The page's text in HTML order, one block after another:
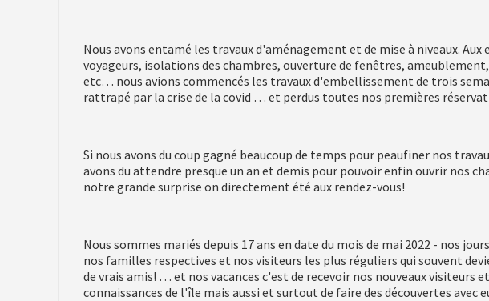
Nous avons entamé les travaux d'aménagement et de mise à niveaux. Aux
voyageurs, isolations des chambres, ouverture de fenêtres,
etc… nous avions commencés les travaux d'embellissement de trois
rattrapé par la crise de la covid … et perdus toutes nos premières
Si nous avons du coup gagné beaucoup de temps pour peaufiner nos
avons du attendre presque un an et demis pour pouvoir enfin ouvrir nos
notre grande surprise on directement été aux rendez-vous!
Nous sommes mariés depuis 17 ans en date du mois de mai 2022 - nos
nos familles respectives et nos visiteurs les plus réguliers qui souvent
de vrais amis! … et nos vacances c'est de recevoir nos nouveaux visiteurs
connaissances de l'île mais aussi et surtout de faire des découvertes avec